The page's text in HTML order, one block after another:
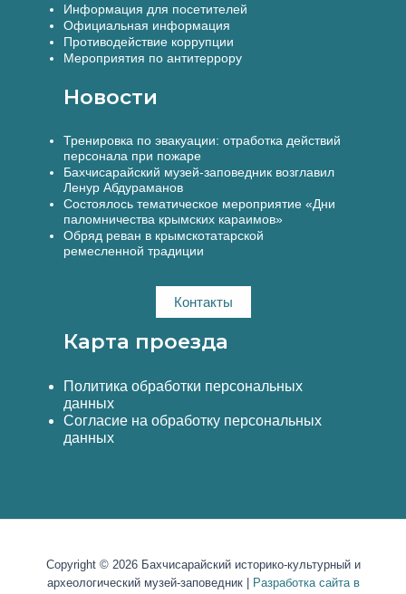
Информация для посетителей
Официальная информация
Противодействие коррупции
Мероприятия по антитеррору
Новости
Тренировка по эвакуации: отработка действий
персонала при пожаре
Бахчисарайский музей-заповедник возглавил
Ленур Абдураманов
Состоялось тематическое мероприятие «Дни
паломничества крымских караимов»
Обряд реван в крымскотатарской
ремесленной традиции
Контакты
Карта проезда
Политика обработки персональных
данных
Согласие на обработку персональных
данных
Copyright © 2026 Бахчисарайский историко-культурный и
археологический музей-заповедник |
Разработка сайта в